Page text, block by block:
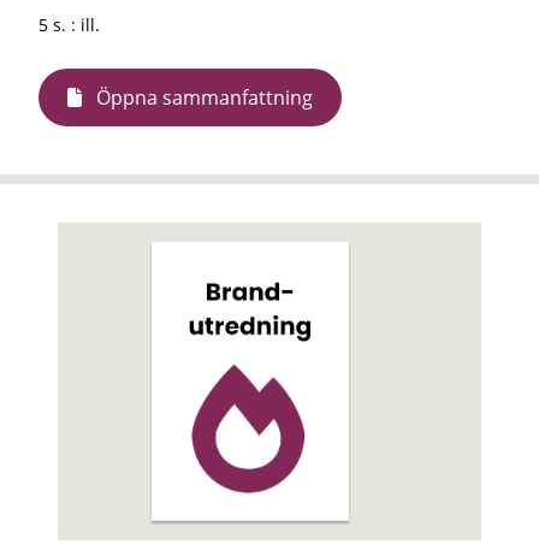
5 s. : ill.
Öppna sammanfattning